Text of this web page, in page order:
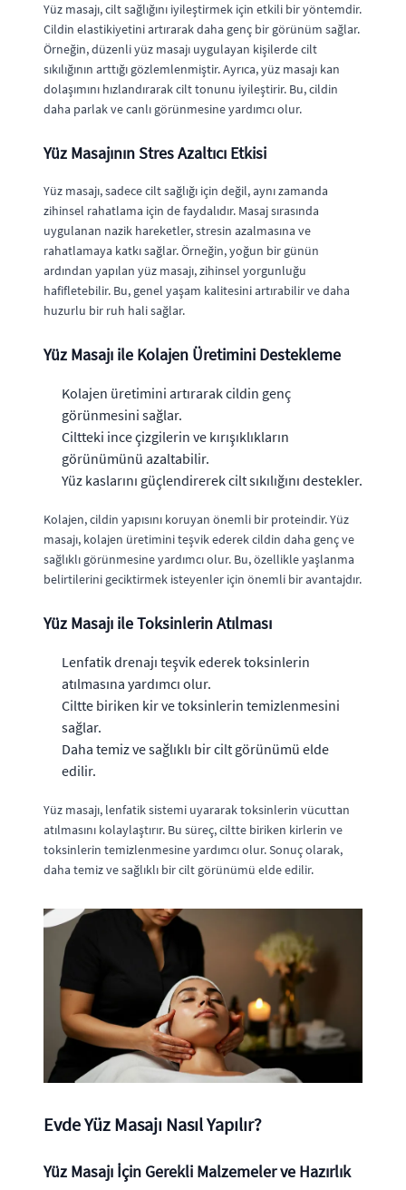
Yüz masajı, cilt sağlığını iyileştirmek için etkili bir yöntemdir.
Cildin elastikiyetini artırarak daha genç bir görünüm sağlar.
Örneğin, düzenli yüz masajı uygulayan kişilerde cilt
sıkılığının arttığı gözlemlenmiştir. Ayrıca, yüz masajı kan
dolaşımını hızlandırarak cilt tonunu iyileştirir. Bu, cildin
daha parlak ve canlı görünmesine yardımcı olur.
Yüz Masajının Stres Azaltıcı Etkisi
Yüz masajı, sadece cilt sağlığı için değil, aynı zamanda
zihinsel rahatlama için de faydalıdır. Masaj sırasında
uygulanan nazik hareketler, stresin azalmasına ve
rahatlamaya katkı sağlar. Örneğin, yoğun bir günün
ardından yapılan yüz masajı, zihinsel yorgunluğu
hafifletebilir. Bu, genel yaşam kalitesini artırabilir ve daha
huzurlu bir ruh hali sağlar.
Yüz Masajı ile Kolajen Üretimini Destekleme
Kolajen üretimini artırarak cildin genç
görünmesini sağlar.
Ciltteki ince çizgilerin ve kırışıklıkların
görünümünü azaltabilir.
Yüz kaslarını güçlendirerek cilt sıkılığını destekler.
Kolajen, cildin yapısını koruyan önemli bir proteindir. Yüz
masajı, kolajen üretimini teşvik ederek cildin daha genç ve
sağlıklı görünmesine yardımcı olur. Bu, özellikle yaşlanma
belirtilerini geciktirmek isteyenler için önemli bir avantajdır.
Yüz Masajı ile Toksinlerin Atılması
Lenfatik drenajı teşvik ederek toksinlerin
atılmasına yardımcı olur.
Ciltte biriken kir ve toksinlerin temizlenmesini
sağlar.
Daha temiz ve sağlıklı bir cilt görünümü elde
edilir.
Yüz masajı, lenfatik sistemi uyararak toksinlerin vücuttan
atılmasını kolaylaştırır. Bu süreç, ciltte biriken kirlerin ve
toksinlerin temizlenmesine yardımcı olur. Sonuç olarak,
daha temiz ve sağlıklı bir cilt görünümü elde edilir.
Evde Yüz Masajı Nasıl Yapılır?
Yüz Masajı İçin Gerekli Malzemeler ve Hazırlık